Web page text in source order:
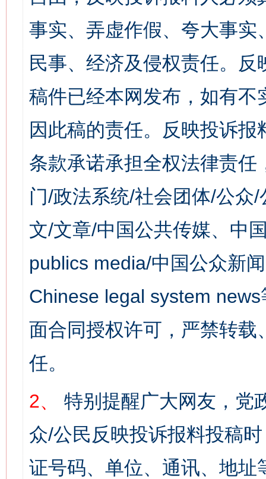
事实、弄虚作假、夸大事
民事、经济及侵权责任。
稿件已经本网发布，如有
因此稿的责任。反映投诉
条款承诺承担全权法律责
门/政法系统/社会团体/公众
文/文章/中国公共传媒、中
publics media/中国公众新
Chinese legal system
面合同授权许可，严禁转
任。
2、
特别提醒广大网友，党
众/公民反映投诉报料投稿
证号码、单位、通讯、地